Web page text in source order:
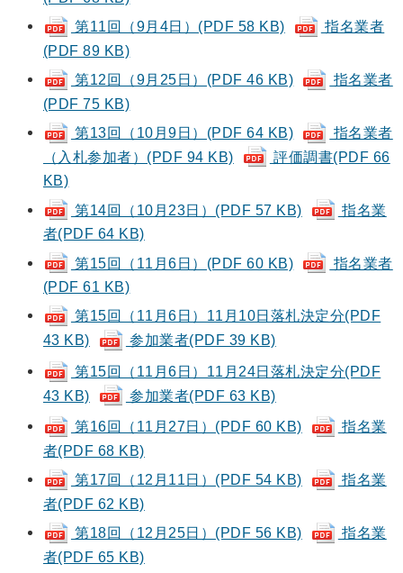
第11回（9月4日）(PDF 58 KB)
指名業者
(PDF 89 KB)
第12回（9月25日）(PDF 46 KB)
指名業者
(PDF 75 KB)
第13回（10月9日）(PDF 64 KB)
指名業者
（入札参加者）(PDF 94 KB)
評価調書(PDF 66
KB)
第14回（10月23日）(PDF 57 KB)
指名業
者(PDF 64 KB)
第15回（11月6日）(PDF 60 KB)
指名業者
(PDF 61 KB)
第15回（11月6日）11月10日落札決定分(PDF
43 KB)
参加業者(PDF 39 KB)
第15回（11月6日）11月24日落札決定分(PDF
43 KB)
参加業者(PDF 63 KB)
第16回（11月27日）(PDF 60 KB)
指名業
者(PDF 68 KB)
第17回（12月11日）(PDF 54 KB)
指名業
者(PDF 62 KB)
第18回（12月25日）(PDF 56 KB)
指名業
者(PDF 65 KB)